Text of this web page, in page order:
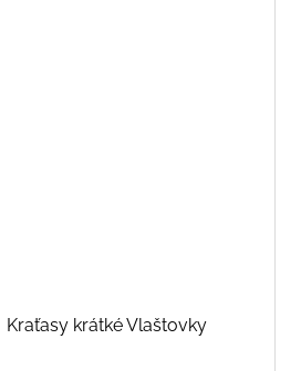
Kraťasy krátké Vlaštovky